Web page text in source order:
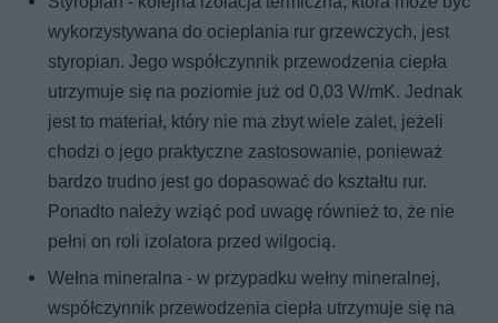
wykorzystywana do ocieplania rur grzewczych, jest
styropian. Jego współczynnik przewodzenia ciepła
utrzymuje się na poziomie już od 0,03 W/mK. Jednak
jest to materiał, który nie ma zbyt wiele zalet, jeżeli
chodzi o jego praktyczne zastosowanie, ponieważ
bardzo trudno jest go dopasować do kształtu rur.
Ponadto należy wziąć pod uwagę również to, że nie
pełni on roli izolatora przed wilgocią.
Wełna mineralna - w przypadku wełny mineralnej,
współczynnik przewodzenia ciepła utrzymuje się na